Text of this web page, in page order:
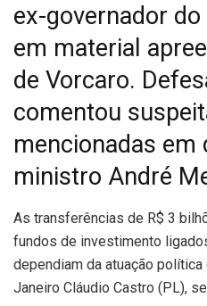
ex-governador
em material
de Vorcaro.
comentou
mencionadas em
ministro André
As transferências de R$ 3
fundos de investimento
dependiam da atuação
Janeiro Cláudio Castro (PL),